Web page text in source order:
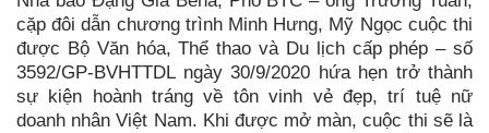
cặp đôi dẫn chương trình Minh Hưng, Mỹ Ngọc cuộc thi
được Bộ Văn hóa, Thể thao và Du lịch cấp phép – số
3592/GP-BVHTTDL ngày 30/9/2020 hứa hẹn trở thành
sự kiện hoành tráng về tôn vinh vẻ đẹp, trí tuệ nữ
doanh nhân Việt Nam. Khi được mở màn, cuộc thi sẽ là